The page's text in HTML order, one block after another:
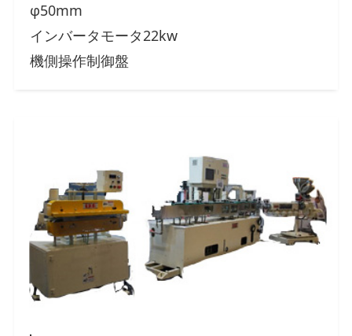
φ50mm
インバータモータ22kw
機側操作制御盤